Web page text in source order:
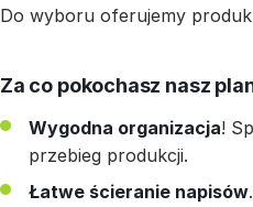
Do wyboru oferujemy
Za co pokochasz nasz
Wygodna organizacja!
przebieg produkcji.
Łatwe ścieranie napisów